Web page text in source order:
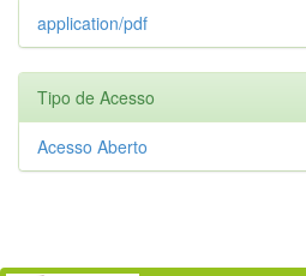
application/pdf
Tipo de Acesso
Acesso Aberto